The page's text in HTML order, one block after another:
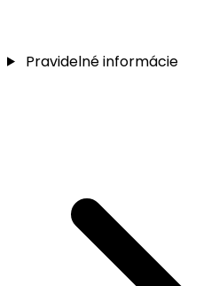
Pravidelné informácie